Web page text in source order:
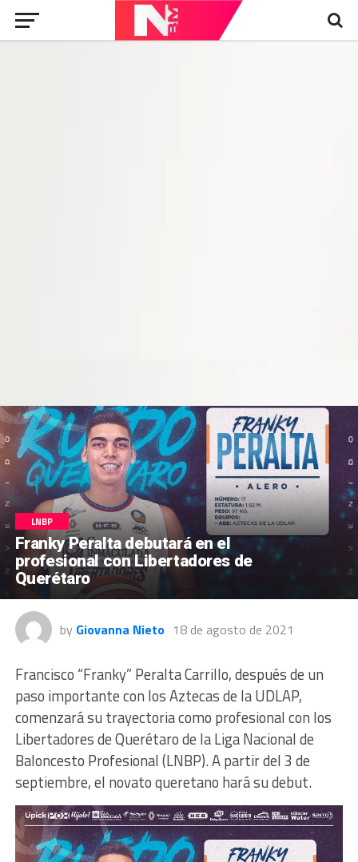
LNBP
Franky Peralta debutará en el
profesional con Libertadores de
Querétaro
by Giovanna Nieto 18 de agosto de 2021
Francisco “Franky” Peralta Carrillo, después de un
paso importante con los Aztecas de la UDLAP,
comenzará su trayectoria como profesional con los
Libertadores de Querétaro de la Liga Nacional de
Baloncesto Profesional (LNBP). A partir del 3 de
septiembre, el novato queretano hará su debut.